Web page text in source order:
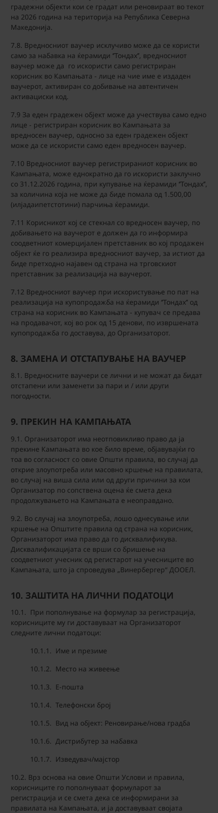
градежни објекти кои се градат или реновираат во текот
на 2026 година на територија на Република Северна
Македонија.
7.8. Вредносниот ваучер исклучиво може да се користи
само за набавка на ќерамиди ‘’Тондах’’, вредносниот
ваучер може да го искористи само регистриран
корисник во Кампањата - лице на чие име е издаден
ваучерот, активиран со добивање на автентичен
активациски код.
7.9 За еден градежен објект може да учествува само едно
лице - регистриран корисник во Кампањата за
вредносен ваучер, односно за еден градежен објект
може да се искористи само еден вредносен ваучер.
7.10 Вредносниот ваучер регистрираниот корисник во
Кампањата, може еднократно да го искористи заклучно
со 31.12.2026 година, при купување на ќерамиди ‘’Тондах’’,
за количина која не може да биде помала од 1.500,00
(илјадаипетстотини) парчиња ќерамиди.
7.11 Корисникот кој се стекнал со вредносен ваучер, по
добивањето на ваучерот е должен да го информира
соодветниот комерцијален претставник во кој продажен
објект ќе го реализира вредносниот ваучер, за истиот да
биде претходно најавен од страна на трговскиот
претставник за реализација на ваучерот.
7.12 Вредносниот ваучер при искористување по пат на
реализација на купопродажба на ќерамиди ‘’Тондах’’ од
страна на корисник во Кампањата - купувач се предава
на продавачот, кој во рок од 15 денови, по извршената
купопродажба го доставува, до Организаторот.
8. ЗАМЕНА И ОТСТАПУВАЊЕ НА ВАУЧЕР
8.1. Вредносните ваучери се лични и не можат да бидат
отстапени или заменети за пари и / или други
погодности.
9. ПРЕКИН НА КАМПАЊАТА
9.1. Организаторот има неотповикливо право да ја
прекине Кампањата во кое било време, објавувајќи го
тоа во согласност со овие Општи правила, во случај да
открие злоупотреба или масовно кршење на правилата,
во случај на виша сила или од други причини за кои
Организатор по сопствена оцена ќе смета дека
продолжувањето на Кампањата е неоправдано.
9.2. Во случај на злоупотреба, лошо однесување или
кршење на Општите правила од страна на корисник,
Организаторот има право да го дисквалификува.
Дисквалификацијата се врши со бришење на
соодветниот учесник од регистарот на учесниците во
Кампањата, што ја спроведува „Винербергер“ ДООЕЛ.
10. ЗАШТИТА НА ЛИЧНИ ПОДАТОЦИ
10.1. При пополнување на формулар за регистрација,
корисниците му ги доставуваат на Организаторот
следните лични податоци:
10.1.1. Име и презиме
10.1.2. Место на живеење
10.1.3. Е-пошта
10.1.4. Телефонски број
10.1.5. Вид на објект: Реновирање/нова градба
10.1.6. Дистрибутер за набавка
10.1.7. Изведувач/мајстор
10.2. Врз основа на овие Општи Услови и правила,
корисниците го пополнуваат формуларот за
регистрација и се смета дека се информирани за
правилата на Кампањата, и ја доставуваат својата